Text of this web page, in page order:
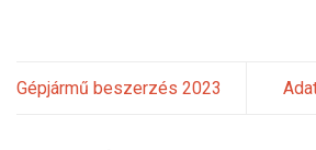
Gépjármű beszerzés 2023